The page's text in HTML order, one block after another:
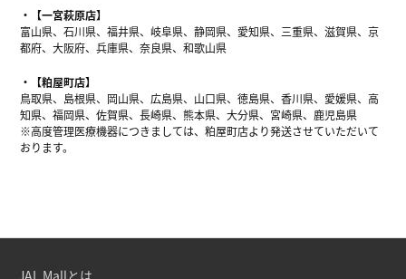
【一宮萩原店】
富山県、石川県、福井県、岐阜県、静岡県、愛知県、三重県、滋賀県、京
都府、大阪府、兵庫県、奈良県、和歌山県
【粕屋町店】
鳥取県、島根県、岡山県、広島県、山口県、徳島県、香川県、愛媛県、高
知県、福岡県、佐賀県、長崎県、熊本県、大分県、宮崎県、鹿児島県
※高度管理医療機器につきましては、粕屋町店より発送させていただいて
おります。